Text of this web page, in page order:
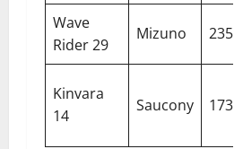
Wave
Rider 29
Mizuno 235 g
Kinvara
14
Saucony 173 g